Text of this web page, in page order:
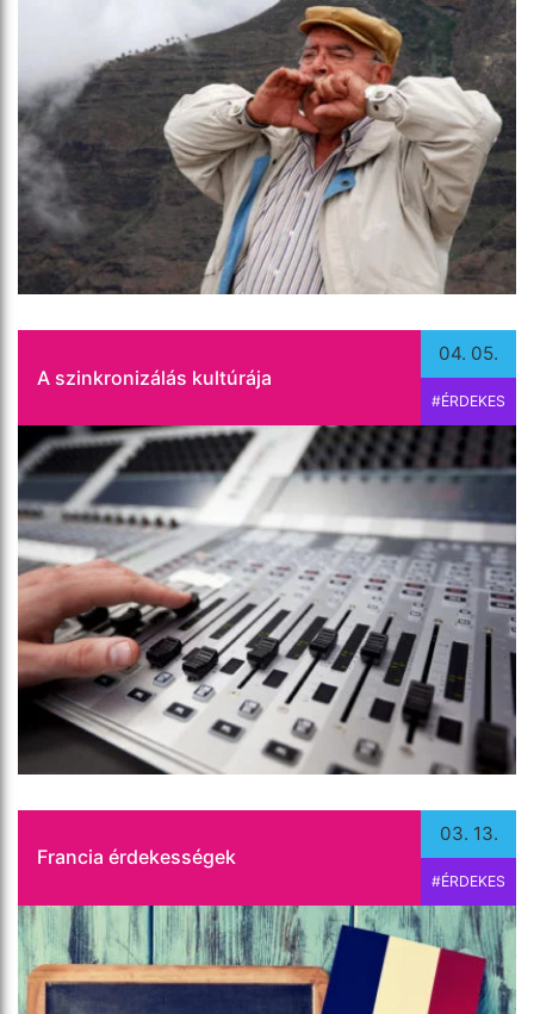
A szinkronizálás kultúrája
04. 05.
#ÉRDEKES
Cikkünkből tájékozódhat a szinkronizálás
kultúrájáról különböző nemzeteknél.
Tovább olvasom
Francia érdekességek
03. 13.
#ÉRDEKES
Cikkünkben különböző érdekességeket szedtünk
össze a francia nyelv sajátosságairól.
Tovább olvasom